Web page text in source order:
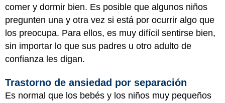
comer y dormir bien. Es posible que algunos niños
pregunten una y otra vez si está por ocurrir algo que
los preocupa. Para ellos, es muy difícil sentirse bien,
sin importar lo que sus padres u otro adulto de
confianza les digan.
Trastorno de ansiedad por separación
Es normal que los bebés y los niños muy pequeños